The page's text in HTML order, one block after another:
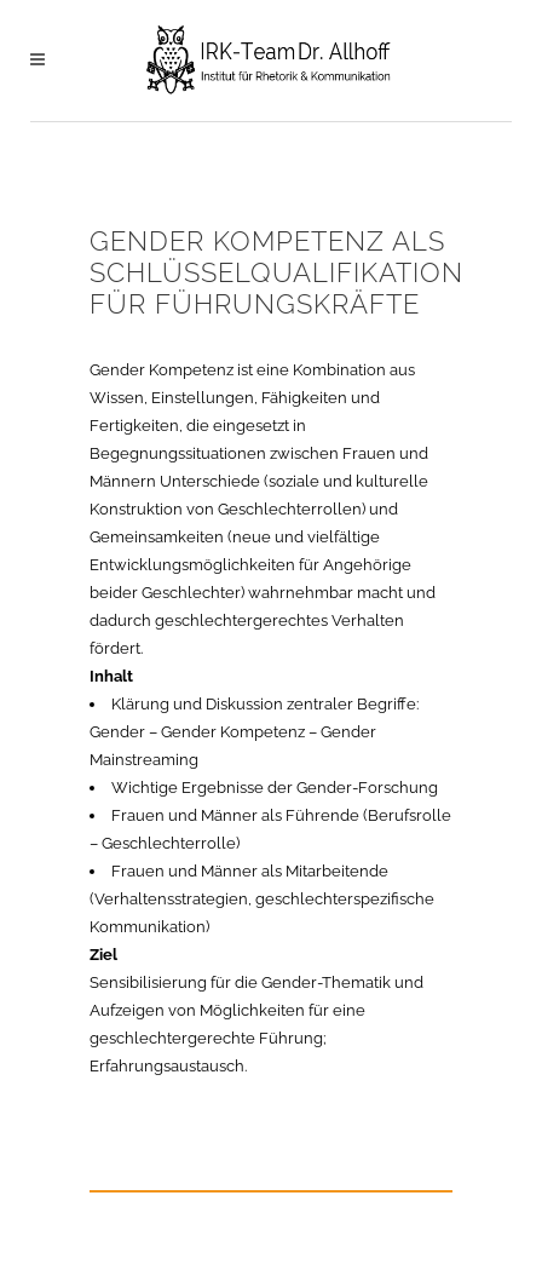
GENDER KOMPETENZ ALS
SCHLÜSSELQUALIFIKATION
FÜR FÜHRUNGSKRÄFTE
Gender Kompetenz ist eine Kombination aus
Wissen, Einstellungen, Fähigkeiten und
Fertigkeiten, die eingesetzt in
Begegnungssituationen zwischen Frauen und
Männern Unterschiede (soziale und kulturelle
Konstruktion von Geschlechterrollen) und
Gemeinsamkeiten (neue und vielfältige
Entwicklungsmöglichkeiten für Angehörige
beider Geschlechter) wahrnehmbar macht und
dadurch geschlechtergerechtes Verhalten
fördert.
Inhalt
Klärung und Diskussion zentraler Begriffe:
Gender – Gender Kompetenz – Gender
Mainstreaming
Wichtige Ergebnisse der Gender-Forschung
Frauen und Männer als Führende (Berufsrolle
– Geschlechterrolle)
Frauen und Männer als Mitarbeitende
(Verhaltensstrategien, geschlechterspezifische
Kommunikation)
Ziel
Sensibilisierung für die Gender-Thematik und
Aufzeigen von Möglichkeiten für eine
geschlechtergerechte Führung;
Erfahrungsaustausch.